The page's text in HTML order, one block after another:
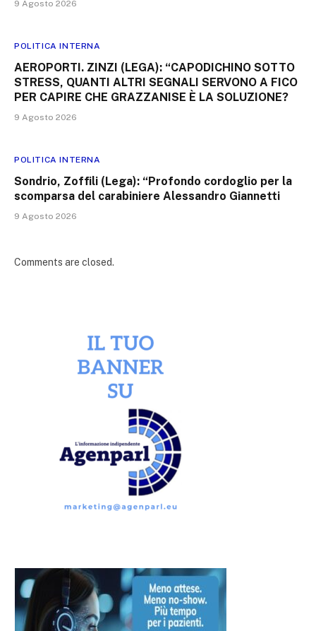
9 Agosto 2026
POLITICA INTERNA
AEROPORTI. ZINZI (LEGA): “CAPODICHINO SOTTO
STRESS, QUANTI ALTRI SEGNALI SERVONO A FICO
PER CAPIRE CHE GRAZZANISE È LA SOLUZIONE?
9 Agosto 2026
POLITICA INTERNA
Sondrio, Zoffili (Lega): “Profondo cordoglio per la
scomparsa del carabiniere Alessandro Giannetti
9 Agosto 2026
Comments are closed.